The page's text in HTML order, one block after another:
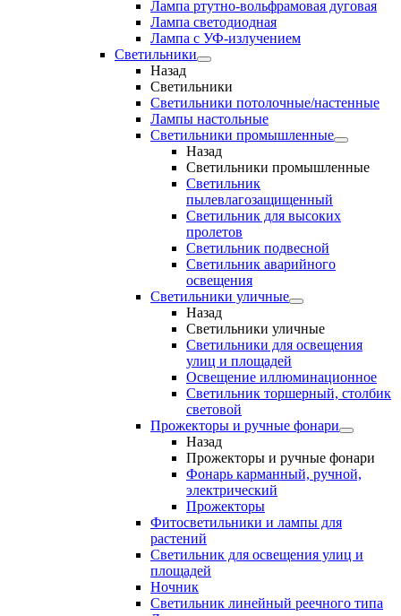
Лампа ртутно-вольфрамовая дуговая
Лампа светодиодная
Лампа с УФ-излучением
Светильники
Назад
Светильники
Светильники потолочные/настенные
Лампы настольные
Светильники промышленные
Назад
Светильники промышленные
Светильник
пылевлагозащищенный
Светильник для высоких
пролетов
Светильник подвесной
Светильник аварийного
освещения
Светильники уличные
Назад
Светильники уличные
Светильники для освещения
улиц и площадей
Освещение иллюминационное
Светильник торшерный, столбик
световой
Прожекторы и ручные фонари
Назад
Прожекторы и ручные фонари
Фонарь карманный, ручной,
электрический
Прожекторы
Фитосветильники и лампы для
растений
Светильник для освещения улиц и
площадей
Ночник
Светильник линейный реечного типа